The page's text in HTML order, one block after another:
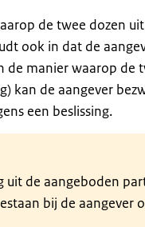
de twee dozen
ook in dat de
manier waarop de
kan de aangever
een beslissing.
uit de aangeboden
bij de aangever